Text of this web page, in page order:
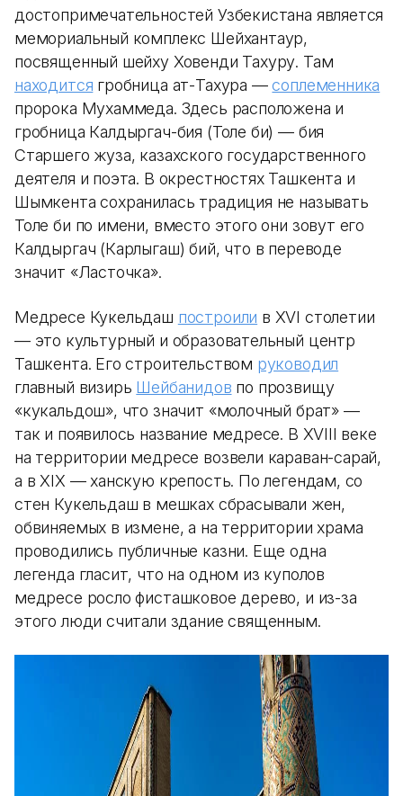
достопримечательностей Узбекистана является
мемориальный комплекс Шейхантаур,
посвященный шейху Ховенди Тахуру. Там
находится гробница ат-Тахура —соплеменника
пророка Мухаммеда. Здесь расположена и
гробница Калдыргач-бия (Толе би) — бия
Старшего жуза, казахского государственного
деятеля и поэта. В окрестностях Ташкента и
Шымкента сохранилась традиция не называть
Толе би по имени, вместо этого они зовут его
Калдыргач (Карлыгаш) бий, что в переводе
значит «Ласточка».
Медресе Кукельдаш построили в XVI столетии
— это культурный и образовательный центр
Ташкента. Его строительством руководил
главный визирь Шейбанидов по прозвищу
«кукальдош», что значит «молочный брат» —
так и появилось название медресе. В XVIII веке
на территории медресе возвели караван-сарай,
а в XIX — ханскую крепость. По легендам, со
стен Кукельдаш в мешках сбрасывали жен,
обвиняемых в измене, а на территории храма
проводились публичные казни. Еще одна
легенда гласит, что на одном из куполов
медресе росло фисташковое дерево, и из-за
этого люди считали здание священным.